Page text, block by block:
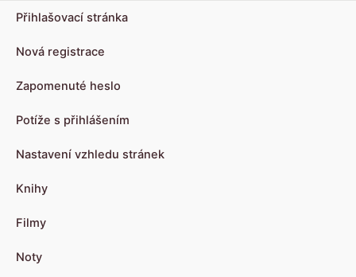
Přihlašovací stránka
Nová registrace
Zapomenuté heslo
Potíže s přihlášením
Nastavení vzhledu stránek
Knihy
Filmy
Noty